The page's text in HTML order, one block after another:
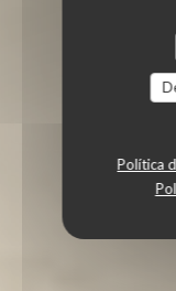
Política